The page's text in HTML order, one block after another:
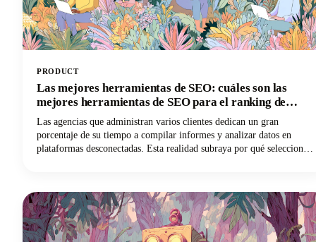
PRODUCT
Las mejores herramientas de SEO: cuáles son las
mejores herramientas de SEO para el ranking de
sitios web
Las agencias que administran varios clientes dedican un gran
porcentaje de su tiempo a compilar informes y analizar datos en
plataformas desconectadas. Esta realidad subraya por qué seleccionar